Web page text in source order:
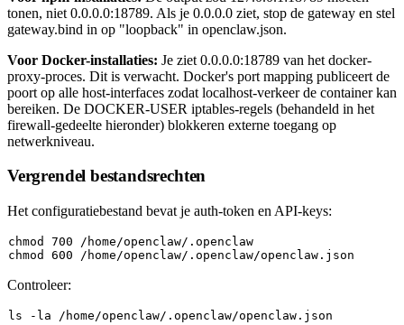
tonen, niet 0.0.0.0:18789. Als je 0.0.0.0 ziet, stop de gateway en stel
gateway.bind in op "loopback" in openclaw.json.
Voor Docker-installaties: Je ziet 0.0.0.0:18789 van het docker-
proxy-proces. Dit is verwacht. Docker's port mapping publiceert de
poort op alle host-interfaces zodat localhost-verkeer de container kan
bereiken. De DOCKER-USER iptables-regels (behandeld in het
firewall-gedeelte hieronder) blokkeren externe toegang op
netwerkniveau.
Vergrendel bestandsrechten
Het configuratiebestand bevat je auth-token en API-keys:
chmod
chmod
Controleer:
ls